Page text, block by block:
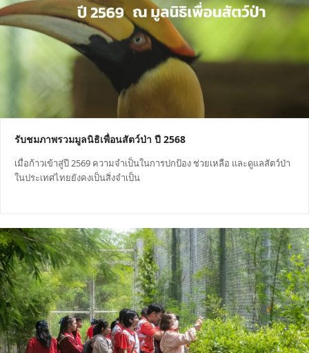
รับชมภาพรวมมูลนิธิเพื่อนสัตว์ป่า ปี 2568
เมื่อก้าวเข้าสู่ปี 2569 ความจำเป็นในการปกป้อง ช่วยเหลือ และดูแลสัตว์ป่า
ในประเทศไทยยังคงเป็นสิ่งจำเป็น